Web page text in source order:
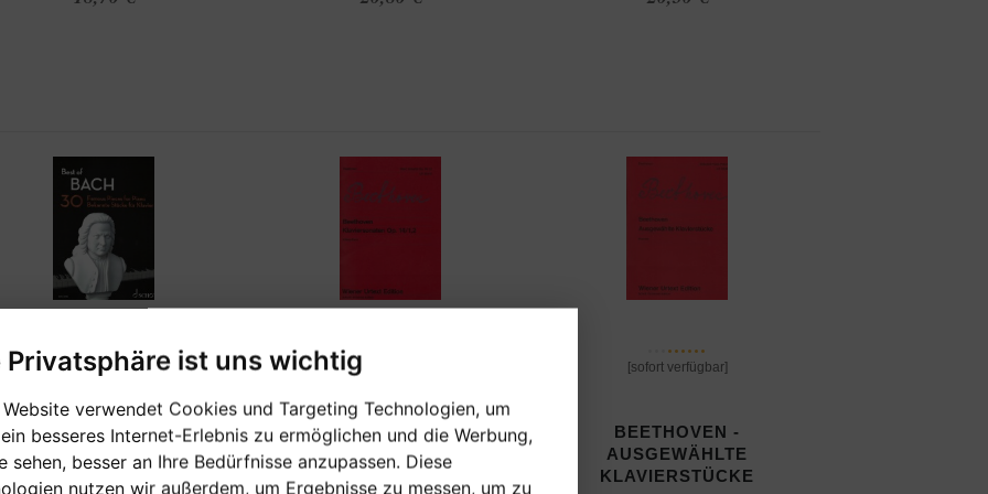
Privatsphäre ist uns wichtig
Website verwendet Cookies und Targeting Technologien, um
besseres Internet-Erlebnis zu ermöglichen und die Werbung,
sehen, besser an Ihre Bedürfnisse anzupassen. Diese
nutzen wir außerdem, um Ergebnisse zu messen, um zu
[sofort verfügbar]
BEST OF BACH
bekannten Stücke für Klavier
[sofort verfügbar]
BEETHOVEN
KLAVIERSONATEN OP. 14/1,2
[sofort verfügbar]
BEETHOVEN -
AUSGEWÄHLTE
KLAVIERSTÜCKE